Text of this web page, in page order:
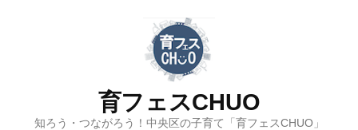
育フェスCHUO
知ろう・つながろう！中央区の子育て「育フェスCHUO」